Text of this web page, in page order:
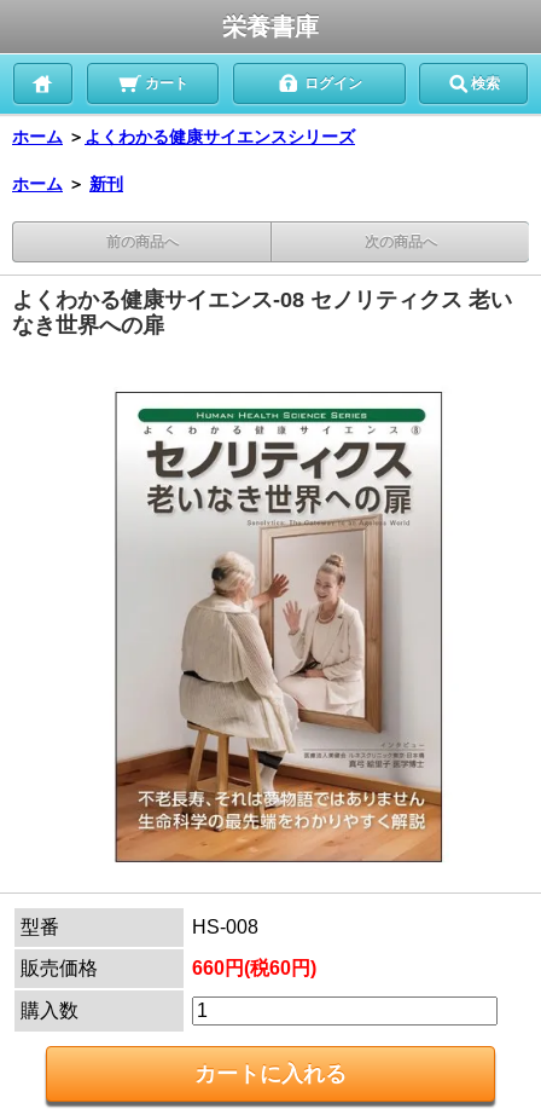
栄養書庫
カート ログイン 検索
ホーム ＞ よくわかる健康サイエンスシリーズ
ホーム ＞ 新刊
前の商品へ 次の商品へ
よくわかる健康サイエンス-08 セノリティクス 老い
なき世界への扉
型番
HS-008
販売価格
660円(税60円)
購入数